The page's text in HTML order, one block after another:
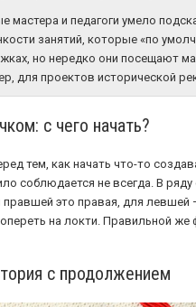
мастера и педагоги умело
занятий, которые «по
но нередко они посещают
для проектов исторической
с чего начать?
тем, как начать что-то
соблюдается не всегда. В
правшей это правая, для
на локти. Правильной
с продолжением